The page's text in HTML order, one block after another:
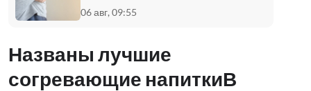
06 авг, 09:55
Названы лучшие
согревающие напиткиВ